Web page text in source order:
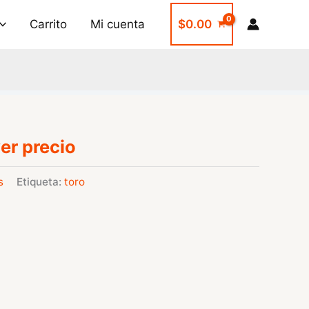
Carrito Mi cuenta $0.00
precio
Etiqueta: toro